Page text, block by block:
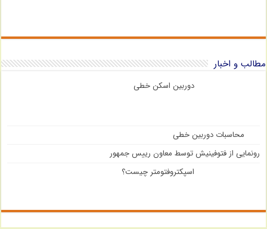
مطالب و اخبار
دوربین اسکن خطی
محاسبات دوربین خطی
رونمایی از فتوفینیش توسط معاون رییس جمهور
اسپکتروفتومتر چیست؟